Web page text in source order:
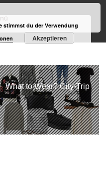
What to Wear? City-Trip
stimmst du der Verwendung
Akzeptieren